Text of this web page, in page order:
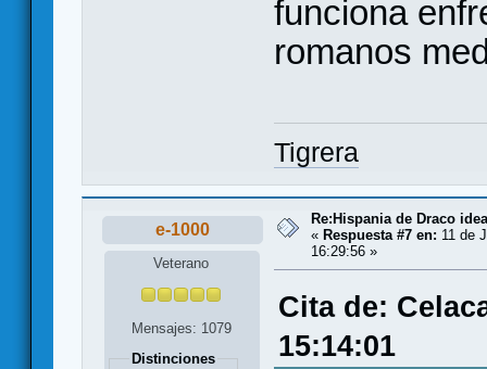
funciona
romanos
Tigrera
e-1000
Veterano
Mensajes: 1079
Distinciones
Re:Hispania de Draco
« Respuesta #7 en: 11 de
16:29:56 »
Cita de:
15:14:01